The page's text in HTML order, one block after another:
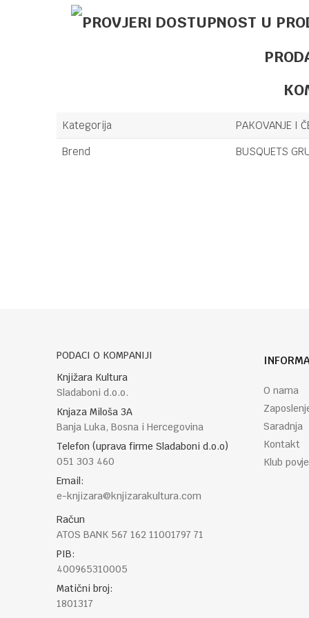
Kategorija
PAKOVANJE I
Brend
BUSQUETS
PODACI O KOMPANIJI
Knjižara Kultura
Sladaboni d.o.o.
Knjaza Miloša 3A
Banja Luka, Bosna i Hercegovina
Telefon (uprava firme Sladaboni d.o.o)
051 303 460
Email:
e-knjizara@knjizarakultura.com
Račun
ATOS BANK 567 162 11001797 71
PIB:
400965310005
Matični broj:
1801317
O nama
Saradnja
Kontakt
Klub